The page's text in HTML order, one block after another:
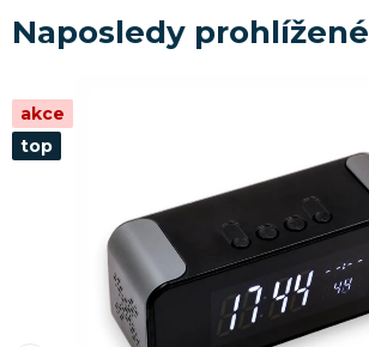
Naposledy prohlížené
akce
top